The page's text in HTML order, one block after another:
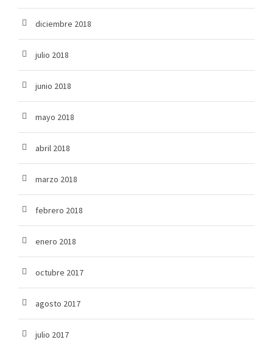
diciembre 2018
julio 2018
junio 2018
mayo 2018
abril 2018
marzo 2018
febrero 2018
enero 2018
octubre 2017
agosto 2017
julio 2017